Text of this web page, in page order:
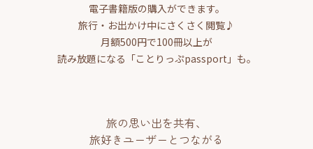
電子書籍版の購入ができます。
旅行・お出かけ中にさくさく閲覧♪
月額500円で100冊以上が
読み放題になる「ことりっぷpassport」も。
旅の思い出を共有、
旅好きユーザーとつながる